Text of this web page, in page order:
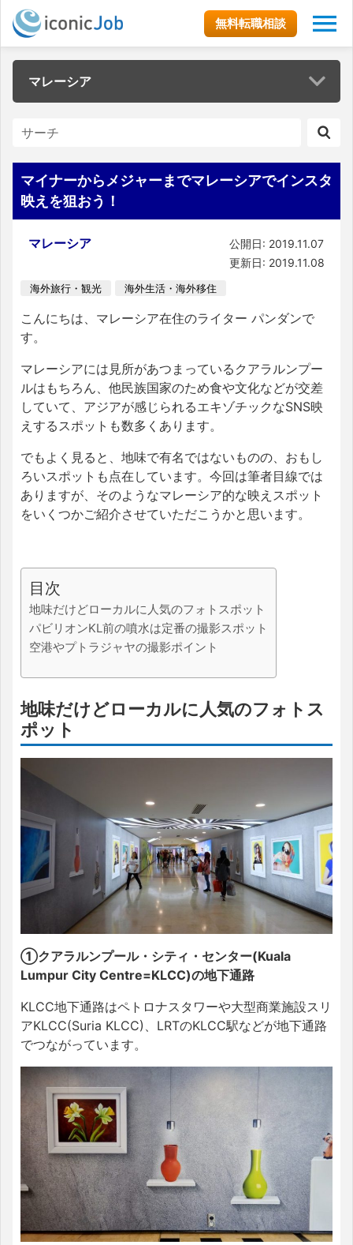
無料転職相談
マレーシア
マイナーからメジャーまでマレーシアでインスタ
映えを狙おう！
マレーシア
公開日: 2019.11.07
更新日: 2019.11.08
海外旅行・観光 海外生活・海外移住
こんにちは、マレーシア在住のライター パンダンで
す。
マレーシアには見所があつまっているクアラルンプー
ルはもちろん、他民族国家のため食や文化などが交差
していて、アジアが感じられるエキゾチックなSNS映
えするスポットも数多くあります。
でもよく見ると、地味で有名ではないものの、おもし
ろいスポットも点在しています。今回は筆者目線では
ありますが、そのようなマレーシア的な映えスポット
をいくつかご紹介させていただこうかと思います。
目次
地味だけどローカルに人気のフォトスポット
パビリオンKL前の噴水は定番の撮影スポット
空港やプトラジャヤの撮影ポイント
地味だけどローカルに人気のフォトス
ポット
①クアラルンプール・シティ・センター(Kuala
Lumpur City Centre=KLCC)の地下通路
KLCC地下通路はペトロナスタワーや大型商業施設スリ
アKLCC(Suria KLCC)、LRTのKLCC駅などが地下通路
でつながっています。